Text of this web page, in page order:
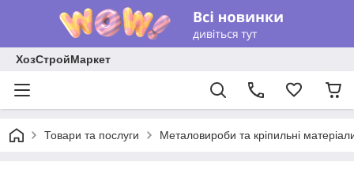
ХозСтройМаркет
Товари та послуги Металовироби та кріпильні